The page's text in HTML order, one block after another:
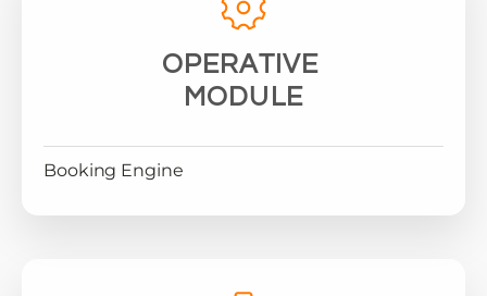
OPERATIVE
MODULE
Booking Engine